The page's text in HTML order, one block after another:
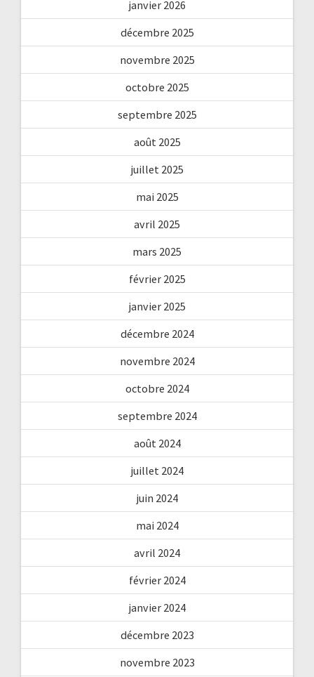
janvier 2026
décembre 2025
novembre 2025
octobre 2025
septembre 2025
août 2025
juillet 2025
mai 2025
avril 2025
mars 2025
février 2025
janvier 2025
décembre 2024
novembre 2024
octobre 2024
septembre 2024
août 2024
juillet 2024
juin 2024
mai 2024
avril 2024
février 2024
janvier 2024
décembre 2023
novembre 2023